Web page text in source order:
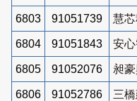
6803 91051739 慧
6804 91051843 安
6805 91052076 昶
6806 91052786 三